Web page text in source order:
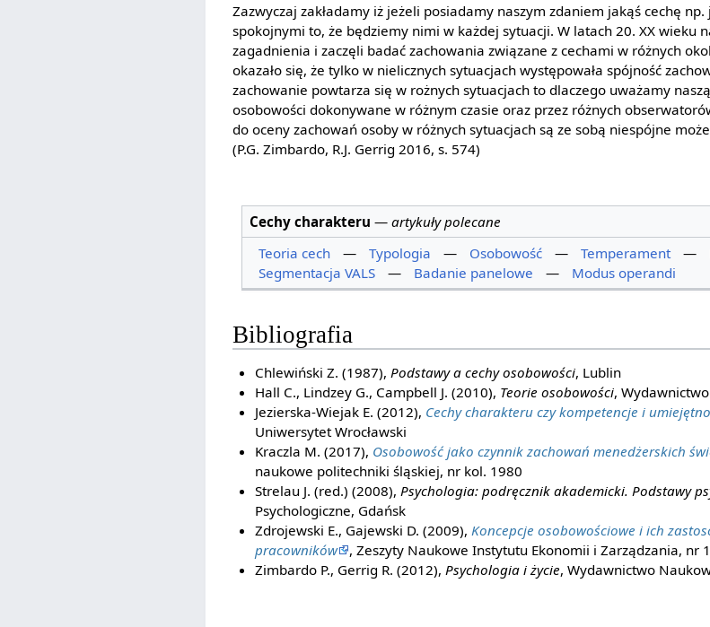
Zazwyczaj zakładamy iż jeżeli posiadamy naszym zdaniem jakąś cechę
spokojnymi to, że będziemy nimi w każdej sytuacji. W latach 20. XX wieku
zagadnienia i zaczęli badać zachowania związane z cechami w różnych
okazało się, że tylko w nielicznych sytuacjach występowała spójność
zachowanie powtarza się w rożnych sytuacjach to dlaczego uważamy
osobowości dokonywane w różnym czasie oraz przez różnych
do oceny zachowań osoby w różnych sytuacjach są ze sobą niespójne
(P.G. Zimbardo, R.J. Gerrig 2016, s. 574)
Cechy charakteru — artykuły polecane
Teoria cech
— Typologia — Osobowość — Temperament —
Segmentacja VALS
— Badanie panelowe — Modus operandi
Bibliografia
Chlewiński Z. (1987), Podstawy a cechy osobowości, Lublin
Hall C., Lindzey G., Campbell J. (2010), Teorie osobowości,
Jezierska-Wiejak E. (2012), Cechy charakteru czy kompetencje i
Uniwersytet Wrocławski
Kraczla M. (2017), Osobowość jako czynnik zachowań menedżerskich
naukowe politechniki śląskiej, nr kol. 1980
Strelau J. (red.) (2008), Psychologia: podręcznik akademicki. Podstawy
Psychologiczne, Gdańsk
Zdrojewski E., Gajewski D. (2009), Koncepcje osobowościowe i ich
pracowników
, Zeszyty Naukowe Instytutu Ekonomii i Zarządzania, nr
Zimbardo P., Gerrig R. (2012), Psychologia i życie, Wydawnictwo